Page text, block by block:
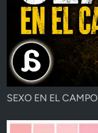
SEXO EN EL CAMPO